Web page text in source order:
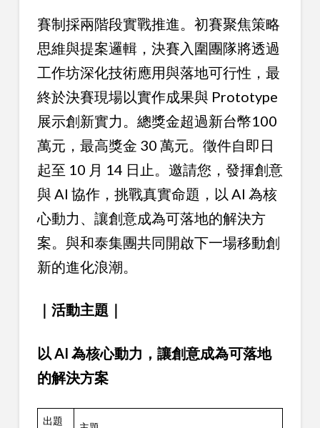
賽制採兩階段實戰推進。初賽聚焦策略
思維與提案邏輯，決賽入圍團隊將透過
工作坊深化技術應用與落地可行性，最
終於決賽現場以實作成果與 Prototype
展示創新實力。總獎金超過新台幣100
萬元，最高獎金 30 萬元。徵件自即日
起至 10 月 14 日止。邀請您，發揮創意
與 AI 協作，挑戰真實命題，以 AI 為核
心動力、讓創意成為可落地的解決方
案。與和泰集團共同開啟下一場移動創
新的進化浪潮。
｜活動主題｜
以 AI 為核心動力，讓創意成為可落地
的解決方案
出題